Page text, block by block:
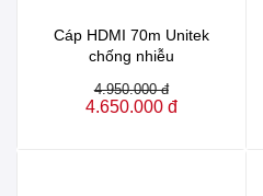
Cáp HDMI 70m Unitek
chống nhiễu
4.950.000 đ
4.650.000 đ